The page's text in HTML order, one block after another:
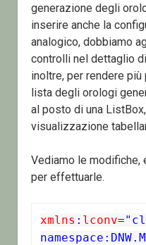
generazione degli
inserire anche la
analogico, dobbiamo
controlli nel dettaglio
inoltre, per rendere
lista degli orologi
al posto di una
visualizzazione
Vediamo le modifiche,
per effettuarle.
xmlns : lconv